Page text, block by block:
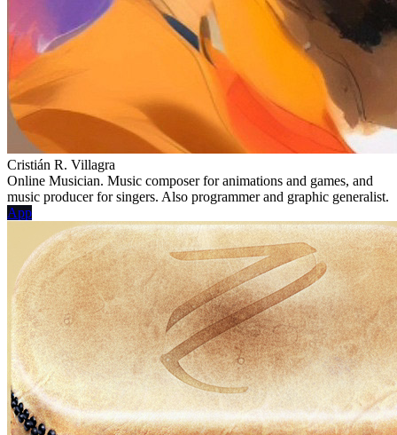
Cristián R. Villagra
Online Musician. Music composer for animations and games, and
music producer for singers. Also programmer and graphic generalist.
App